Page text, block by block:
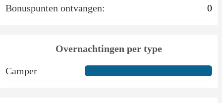
Bonuspunten ontvangen:
0
Overnachtingen per type
Camper